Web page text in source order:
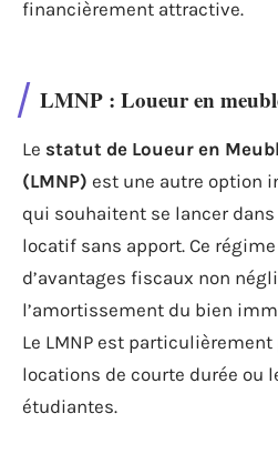
financièrement attractive.
LMNP : Loueur en
Le statut de Loueur en
(LMNP) est une autre option
qui souhaitent se lancer
locatif sans apport. Ce
d’avantages fiscaux non
l’amortissement du bien
Le LMNP est
locations de courte durée ou
étudiantes.